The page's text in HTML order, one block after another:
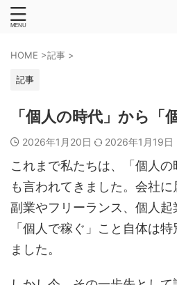
HOME >記事 >
記事
「個人の時代」から「
2026年1月20日 2026年1月19日
これまで私たちは、「個人
も言われてきました。会社に
副業やフリーランス、個人起
「個人で稼ぐ」こと自体は
ました。